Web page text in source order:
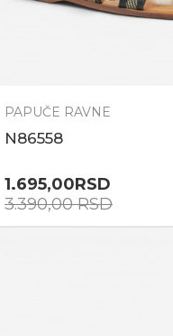
PAPUČE RAVNE
N86558
1.695,00RSD
3.390,00RSD